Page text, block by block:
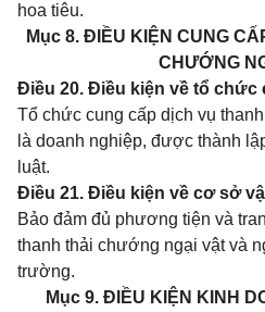
hoa tiêu.
Mục 8. ĐIỀU KIỆN CUNG
CHƯỚNG
Điều 20. Điều kiện về tổ chức
Tổ chức cung cấp dịch vụ
là doanh nghiệp, được thành
luật.
Điều 21. Điều kiện về cơ sở
Bảo đảm đủ phương tiện và
thanh thải chướng ngại vật và
trường.
Mục 9. ĐIỀU KIỆN KINH